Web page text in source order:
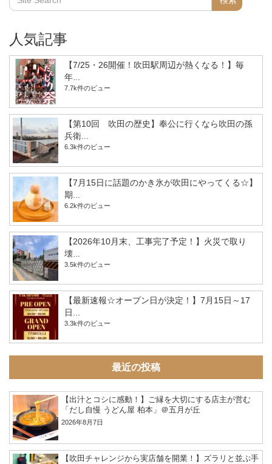
人気記事
【7/25・26開催！吹田駅周辺が熱くなる！】毎
年...
7.7k件のビュー
【第10回 吹田の歴史】奉公に行くなら吹田の孫
兵衛...
6.3k件のビュー
【7月15日に話題のかき氷が吹田にやってくる☆】
期...
6.2k件のビュー
【2026年10月末、工事完了予定！】火災で取り
壊...
3.5k件のビュー
【最新速報☆オープン日が決定！】7月15日～17
日...
3.3k件のビュー
最近の投稿
【出汁とコシに感動！】ご縁を大切にする店主が営む
「だし自慢 うどん屋 柏本」＠五月が丘
2026年8月7日
【吹田チャレンジから実店舗を開業！】ズラリと並ぶ手